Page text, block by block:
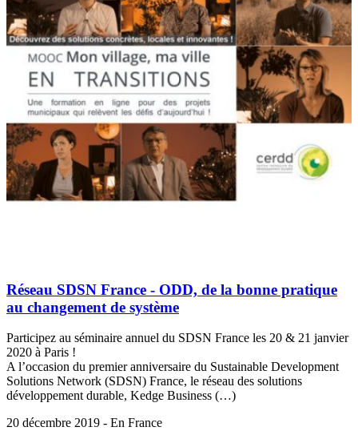
Réseau SDSN France - ODD, de la bonne pratique
au changement de système
Participez au séminaire annuel du SDSN France les 20 & 21 janvier
2020 à Paris !
A l’occasion du premier anniversaire du Sustainable Development
Solutions Network (SDSN) France, le réseau des solutions
développement durable, Kedge Business (…)
20 décembre 2019 - En France